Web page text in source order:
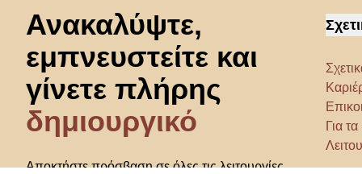
Ανακαλύψτε,
εμπνευστείτε και
γίνετε πλήρης
δημιουργικό
Αποκτήστε πρόσβαση σε όλες τις λειτουργίες
Για